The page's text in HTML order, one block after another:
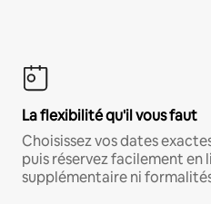
La flexibilité qu'il vous faut
Choisissez vos dates
puis réservez facilement en
supplémentaire ni